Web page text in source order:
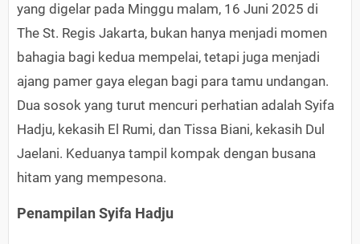
yang digelar pada Minggu malam, 16 Juni 2025 di
The St. Regis Jakarta, bukan hanya menjadi momen
bahagia bagi kedua mempelai, tetapi juga menjadi
ajang pamer gaya elegan bagi para tamu undangan.
Dua sosok yang turut mencuri perhatian adalah Syifa
Hadju, kekasih El Rumi, dan Tissa Biani, kekasih Dul
Jaelani. Keduanya tampil kompak dengan busana
hitam yang mempesona.
Penampilan Syifa Hadju